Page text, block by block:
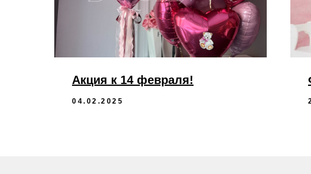
Акция к 14 февраля!
04.02.2025